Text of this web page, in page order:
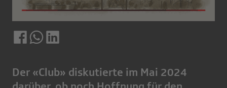
Der «Club» diskutierte im Mai 2024